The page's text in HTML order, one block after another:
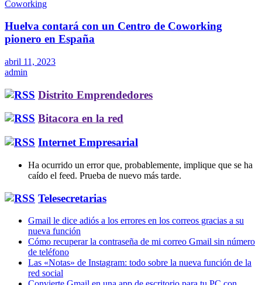
Coworking
Huelva contará con un Centro de Coworking
pionero en España
abril 11, 2023
admin
Distrito Emprendedores
Bitacora en la red
Internet Empresarial
Ha ocurrido un error que, probablemente, implique que se ha
caído el feed. Prueba de nuevo más tarde.
Telesecretarias
Gmail le dice adiós a los errores en los correos gracias a su
nueva función
Cómo recuperar la contraseña de mi correo Gmail sin número
de teléfono
Las «Notas» de Instagram: todo sobre la nueva función de la
red social